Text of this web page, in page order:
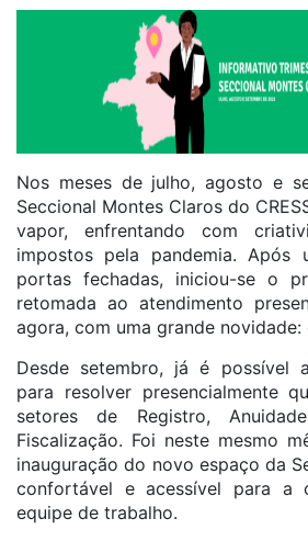
Nos meses de julho, agosto e
Seccional Montes Claros do
vapor, enfrentando com
impostos pela pandemia.
portas fechadas, iniciou-se o
retomada ao atendimento
agora, com uma grande novidade:
Desde setembro, já é possível
para resolver presencialmente
setores de Registro,
Fiscalização. Foi neste mesmo
inauguração do novo espaço da
confortável e acessível para a
equipe de trabalho.